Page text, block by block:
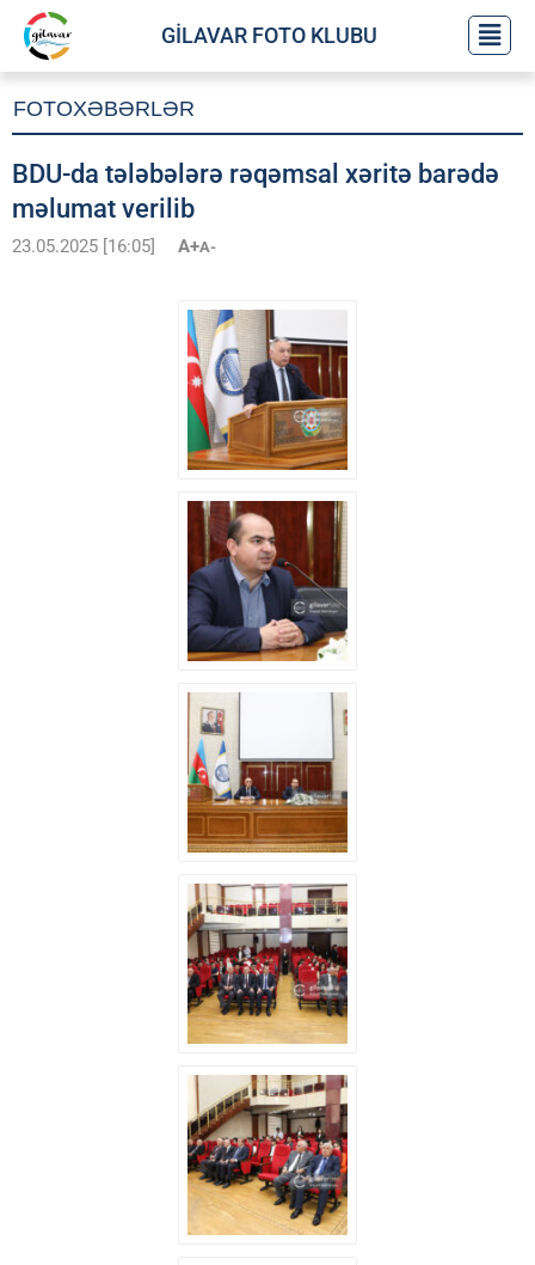
GİLAVAR FOTO KLUBU
FOTOXƏBƏRLƏR
BDU-da tələbələrə rəqəmsal xəritə barədə
məlumat verilib
23.05.2025 [16:05] A+A-